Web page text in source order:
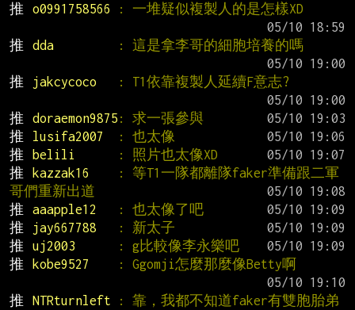
推
o0991758566
: 一堆疑似複製人的是怎樣XD
推
dda
: 這是拿李哥的細胞培養的嗎
推
jakcycoco
: T1依靠複製人延續F意志?
推
doraemon9875 : 求一張參與
推
lusifa2007 : 也太像
推
belili : 照片也太像XD
推
kazzak16
: 等T1一隊都離隊faker準備跟二軍
哥們重新出道
推
aaapple12 : 也太像了吧
推
jay667788 : 新太子
推
uj2003 : g比較像李永樂吧
推
kobe9527
: Ggomji怎麼那麼像Betty啊
推
NTRturnleft
: 靠，我都不知道faker有雙胞胎弟